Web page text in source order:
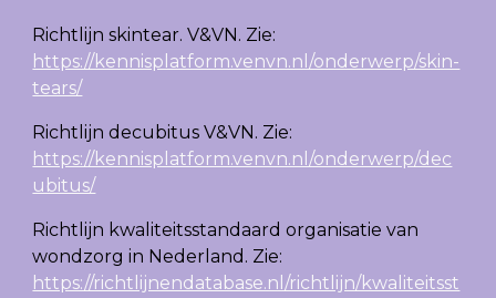
Richtlijn skintear. V&VN. Zie:
https://kennisplatform.venvn.nl/onderwerp/skin-
tears/
Richtlijn decubitusV&VN. Zie:
https://kennisplatform.venvn.nl/onderwerp/dec
ubitus/
Richtlijn kwaliteitsstandaard organisatie van
wondzorg in Nederland. Zie:
https://richtlijnendatabase.nl/richtlijn/kwaliteitsst